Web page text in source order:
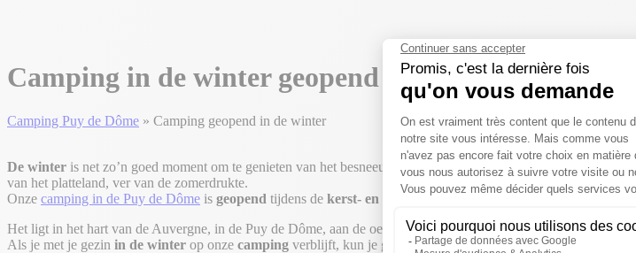
Camping in de winter geopend in Puy de Dôme
Camping Puy de Dôme » Camping geopend in de winter
De winter is net zo’n goed moment om te genieten van het besneeuwde landschap, deel te nemen aan
van het platteland, ver van de zomerdrukte.
Onze camping in de Puy de Dôme is geopend tijdens de kerst- en februarivakantie.
(precieze data variëren per
Het ligt in het hart van de Auvergne, in de Puy de Dôme, aan de oever van een rivier en vlakbij het Sancy-
Als je met je gezin in de winter op onze camping verblijft, kun je genieten van een prachtige natuurlijke